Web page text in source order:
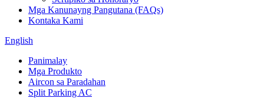
Mga Kanunayng Pangutana (FAQs)
Kontaka Kami
English
Panimalay
Mga Produkto
Aircon sa Paradahan
Split Parking AC